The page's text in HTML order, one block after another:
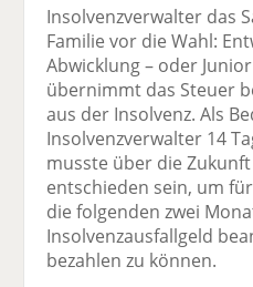
Insolvenzverwalter das
Familie vor die Wahl:
Abwicklung – oder
übernimmt das Steuer
aus der Insolvenz. Als
Insolvenzverwalter 14
musste über die
entschieden sein, um
die folgenden zwei
Insolvenzausfallgeld
bezahlen zu können.